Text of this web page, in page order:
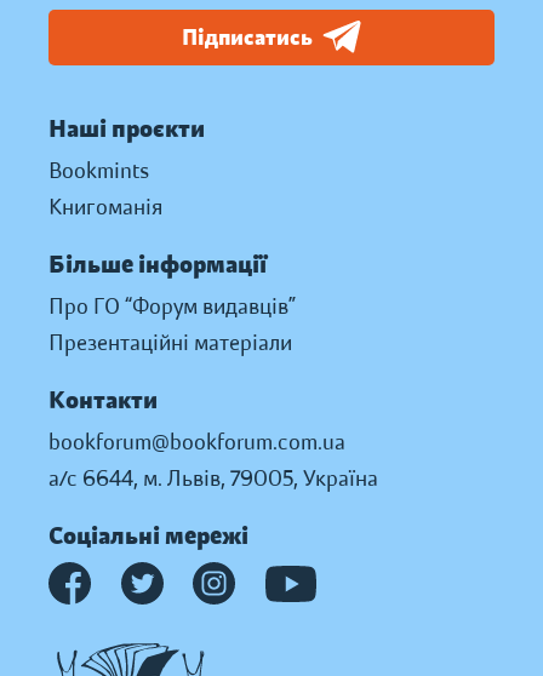
Підписатись
Наші проєкти
Bookmints
Книгоманія
Більше інформації
Про ГО “Форум видавців”
Презентаційні матеріали
Контакти
bookforum@bookforum.com.ua
а/с 6644, м. Львів, 79005, Україна
Соціальні мережі